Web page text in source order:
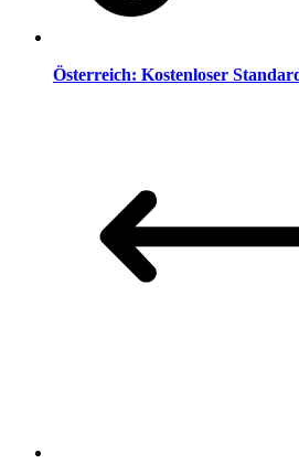
Österreich: Kostenloser